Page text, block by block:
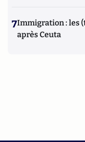
7Immigration : les
après Ceuta